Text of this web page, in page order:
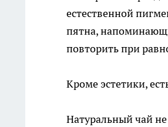
естественной
пятна,
повторить при
Кроме эстетики,
Натуральный чай